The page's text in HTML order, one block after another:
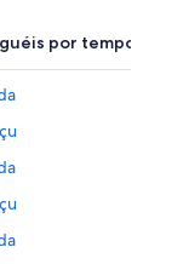
por temporada